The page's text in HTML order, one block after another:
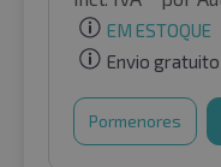
EM ESTOQUE
Envio gratuito
Pormenores